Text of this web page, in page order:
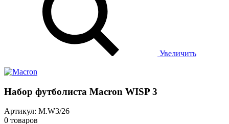
Увеличить
Набор футболиста Macron WISP 3
Артикул: M.W3/26
0 товаров